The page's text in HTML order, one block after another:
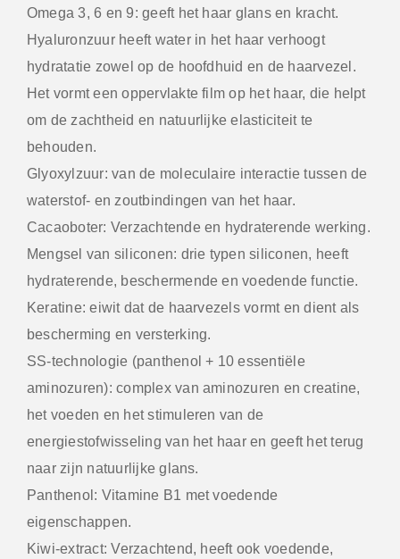
Omega 3, 6 en 9: geeft het haar glans en kracht.
Hyaluronzuur heeft water in het haar verhoogt
hydratatie zowel op de hoofdhuid en de haarvezel.
Het vormt een oppervlakte film op het haar, die helpt
om de zachtheid en natuurlijke elasticiteit te
behouden.
Glyoxylzuur: van de moleculaire interactie tussen de
waterstof- en zoutbindingen van het haar.
Cacaoboter: Verzachtende en hydraterende werking.
Mengsel van siliconen: drie typen siliconen, heeft
hydraterende, beschermende en voedende functie.
Keratine: eiwit dat de haarvezels vormt en dient als
bescherming en versterking.
SS-technologie (panthenol + 10 essentiële
aminozuren): complex van aminozuren en creatine,
het voeden en het stimuleren van de
energiestofwisseling van het haar en geeft het terug
naar zijn natuurlijke glans.
Panthenol: Vitamine B1 met voedende
eigenschappen.
Kiwi-extract: Verzachtend, heeft ook voedende,